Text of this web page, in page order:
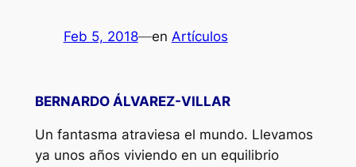
Feb 5, 2018—en Artículos
BERNARDO ÁLVAREZ-VILLAR
Un fantasma atraviesa el mundo. Llevamos
ya unos años viviendo en un equilibrio